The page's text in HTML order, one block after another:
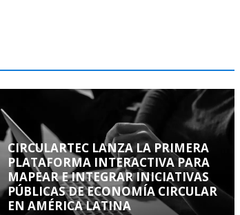
CIRCULARTEC LANZA LA PRIMERA
PLATAFORMA INTERACTIVA PARA
MAPEAR E INTEGRAR INICIATIVAS
PÚBLICAS DE ECONOMÍA CIRCULAR
EN AMÉRICA LATINA